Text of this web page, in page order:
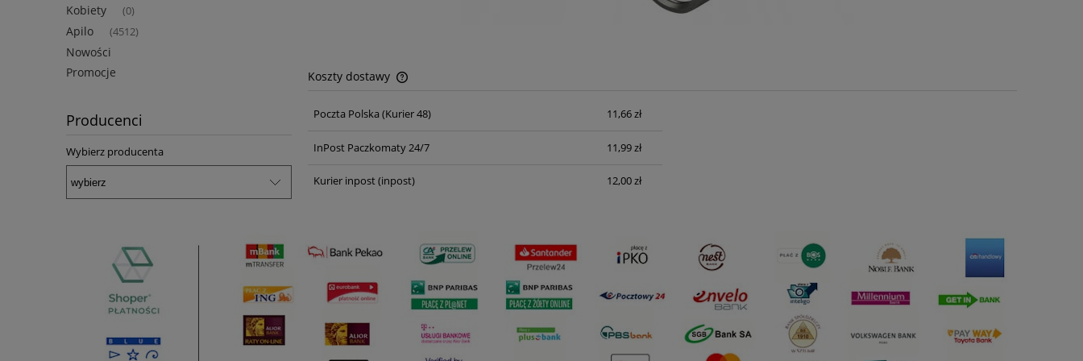
Kobiety (0)
Apilo (4512)
Nowości
Promocje
Producenci
Wybierz producenta
Koszty dostawy
Cena nie zawiera ewentualnych kosztów
Poczta Polska (Kurier 48) 11,66 zł
InPost Paczkomaty 24/7 11,99 zł
Kurier inpost(inpost) 12,00 zł